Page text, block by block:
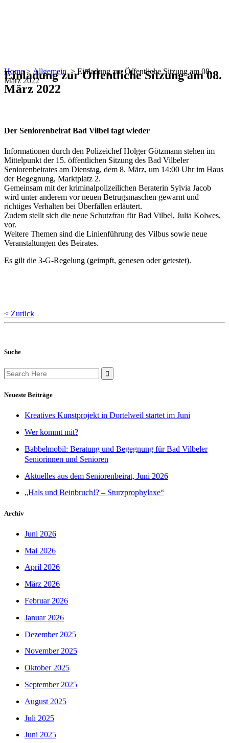
Home> Allgemein > Einladung zur Öffentliche Sitzung am 08.
März 2022
Einladung zur Öffentliche Sitzung am 08.
März 2022
Der Seniorenbeirat Bad Vilbel tagt wieder
Informationen durch den Polizeichef Holger Götzmann stehen im
Mittelpunkt der 15. öffentlichen Sitzung des Bad Vilbeler
Seniorenbeirates am Dienstag, dem 8. März, um 14:00 Uhr im Haus
der Begegnung, Marktplatz 2.
Gemeinsam mit der kriminalpolizeilichen Beraterin Sylvia Jacob
wird unter anderem vor neuen Betrugsmaschen gewarnt und
richtiges Verhalten bei Überfällen erläutert.
Zudem stellt sich die neue Schutzfrau für Bad Vilbel, Julia Kolwes,
vor.
Weitere Themen sind die Linienführung des Vilbus sowie neue
Veranstaltungen des Beirates.
Es gilt die 3-G-Regelung (geimpft, genesen oder getestet).
< Zurück
Suche
Search
for:
Neueste Beiträge
Kreatives Kunstprojekt in Dortelweil startet im Juni
Wer kommt mit?
Babbelmobil: Beratung und Begegnung für Bad Vilbeler
Seniorinnen und Senioren
Aktuelles aus dem Seniorenbeirat, Juni 2026
„Hals und Beinbruch!? – Sturzprophylaxe“
Archiv
Juni 2026
Mai 2026
April 2026
März 2026
Februar 2026
Januar 2026
Dezember 2025
November 2025
Oktober 2025
September 2025
August 2025
Juli 2025
Juni 2025